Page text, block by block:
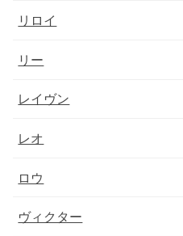
リロイ
リー
レイヴン
レオ
ロウ
ヴィクター